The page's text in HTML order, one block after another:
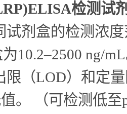
检测试
试剂盒的检测浓
10.2–2500 ng/
限（LOD）和定
。 （可检测低